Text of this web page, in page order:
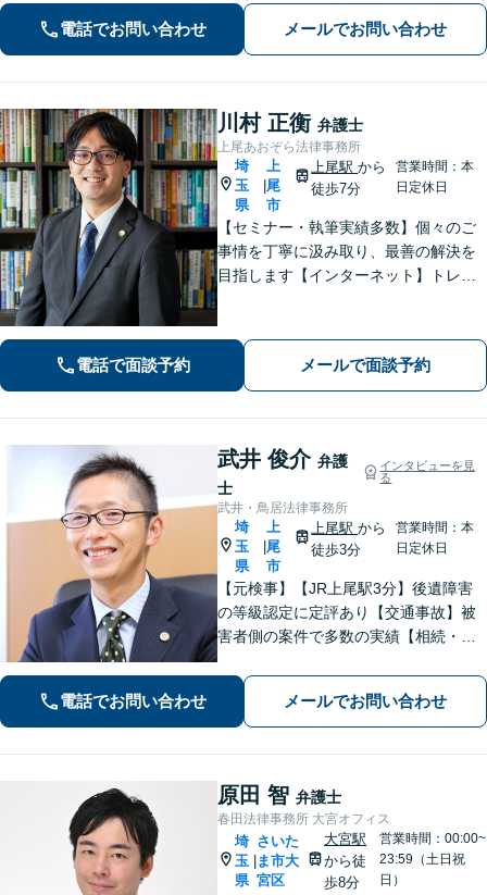
へと導きます【休日夜間対応】【上福
岡駅8分】【駐車場あり】
電話でお問い合わせ メールでお問い合わせ
川村 正衡 弁護士
上尾あおぞら法律事務所
埼
玉
県
上
尾
市
上尾駅から
徒歩7分
営業時間：本
日定休日
【セミナー・執筆実績多数】個々のご
事情を丁寧に汲み取り、最善の解決を
目指します【インターネット】トレン
題】検討段階、協議から訴訟まで。あ
らゆるフェーズに対応【上尾駅7分】
電話で面談予約 メールで面談予約
武井 俊介 弁護
士
インタビューを見
る
武井・鳥居法律事務所
埼
玉
県
上
尾
市
上尾駅から
徒歩3分
営業時間：本
日定休日
【元検事】【JR上尾駅3分】後遺障害
の等級認定に定評あり【交通事故】被
害者側の案件で多数の実績【相続・遺
【刑事事件】検事経験・豊富な実績、
スピーディーな接見が強み、上尾警察
署5分【初回面談30分無料】
電話でお問い合わせ メールでお問い合わせ
原田 智 弁護士
春田法律事務所 大宮オフィス
埼
玉
県
さいた
ま市大
宮区
大宮駅
から徒
歩8分
営業時間：00:00~
23:59（土日祝
日）